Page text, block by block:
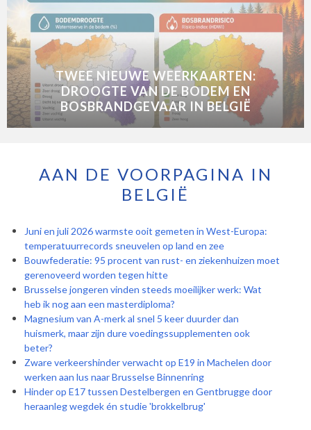
TWEE NIEUWE WEERKAARTEN:
DROOGTE VAN DE BODEM EN
BOSBRANDGEVAAR IN BELGIË
AAN DE VOORPAGINA IN
BELGIË
Juni en juli 2026 warmste ooit gemeten in West-Europa:
temperatuurrecords sneuvelen op land en zee
Bouwfederatie: 95 procent van rust- en ziekenhuizen moet
gerenoveerd worden tegen hitte
Brusselse jongeren vinden steeds moeilijker werk: Wat
heb ik nog aan een masterdiploma?
Magnesium van A-merk al snel 5 keer duurder dan
huismerk, maar zijn dure voedingssupplementen ook
beter?
Zware verkeershinder verwacht op E19 in Machelen door
werken aan lus naar Brusselse Binnenring
Hinder op E17 tussen Destelbergen en Gentbrugge door
heraanleg wegdek én studie 'brokkelbrug'